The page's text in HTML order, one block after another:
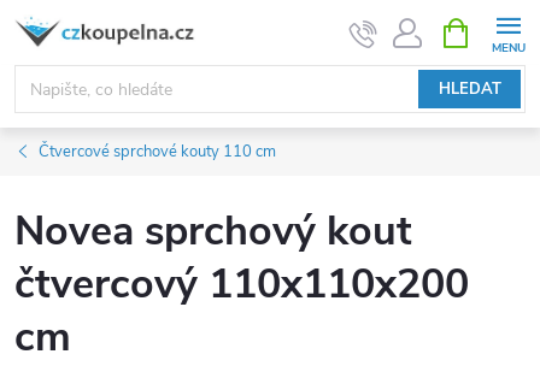
Přejít
obsah
HLEDAT
NÁKUPNÍ
KOŠÍK
Čtvercové sprchové kouty 110 cm
Novea sprchový kout
čtvercový 110x110x200
cm